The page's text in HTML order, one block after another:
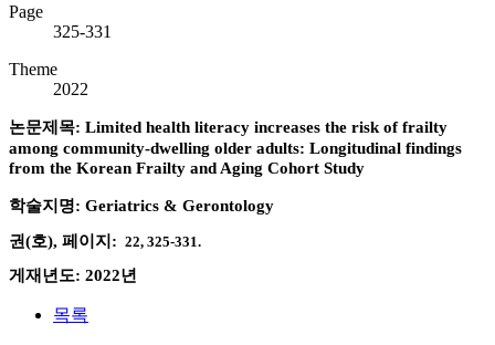
Page
325-331
Theme
2022
논문제목: Limited health literacy increases the risk of frailty
among community‐dwelling older adults: Longitudinal findings
from the Korean Frailty and Aging Cohort Study
학술지명: Geriatrics & Gerontology
권(호), 페이지: 22, 325-331.
게재년도: 2022년
목록